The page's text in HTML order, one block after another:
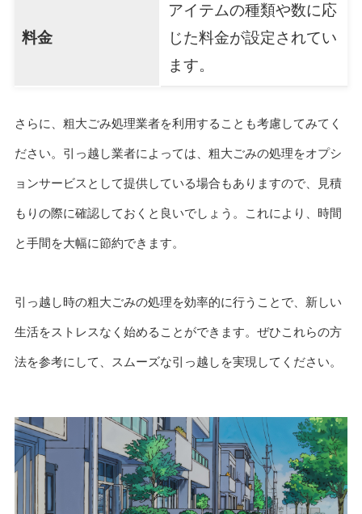
料金
アイテムの種類や数に応
じた料金が設定されてい
ます。
さらに、粗大ごみ処理業者を利用することも考慮してみてく
ださい。引っ越し業者によっては、粗大ごみの処理をオプシ
ョンサービスとして提供している場合もありますので、見積
もりの際に確認しておくと良いでしょう。これにより、時間
と手間を大幅に節約できます。
引っ越し時の粗大ごみの処理を効率的に行うことで、新しい
生活をストレスなく始めることができます。ぜひこれらの方
法を参考にして、スムーズな引っ越しを実現してください。